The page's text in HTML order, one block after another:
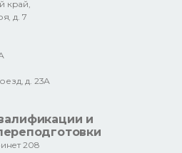
край,
д. 7
д. 23А
и
208